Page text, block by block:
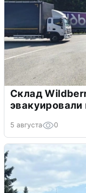
Склад
5 августа 0